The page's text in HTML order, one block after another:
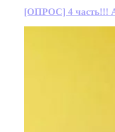
[ОПРОС] 4 часть!!!